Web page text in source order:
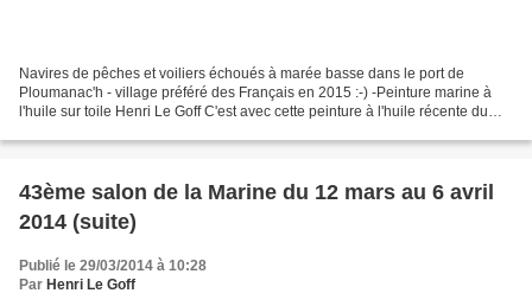
Navires de pêches et voiliers échoués à marée basse dans le port de
Ploumanac'h - village préféré des Français en 2015 :-) -Peinture marine à
l'huile sur toile Henri Le Goff C'est avec cette peinture à l'huile récente du
43ème salon de la Marine du 12 mars au 6 avril
2014 (suite)
Publié le 29/03/2014 à 10:28
Par Henri Le Goff